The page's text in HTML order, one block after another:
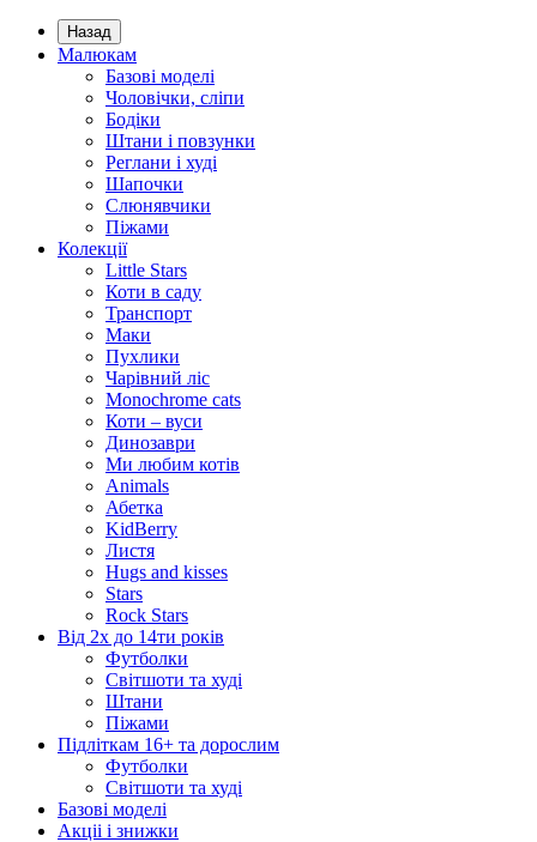
Назад
Малюкам
Базові моделі
Чоловічки, сліпи
Бодіки
Штани і повзунки
Реглани і худі
Шапочки
Слюнявчики
Піжами
Колекції
Little Stars
Коти в саду
Транспорт
Маки
Пухлики
Чарівний ліс
Monochrome cats
Коти – вуси
Динозаври
Ми любим котів
Animals
Абетка
KidBerry
Листя
Hugs and kisses
Stars
Rock Stars
Від 2х до 14ти років
Футболки
Світшоти та худі
Штани
Піжами
Підліткам 16+ та дорослим
Футболки
Світшоти та худі
Базові моделі
Акціі і знижки